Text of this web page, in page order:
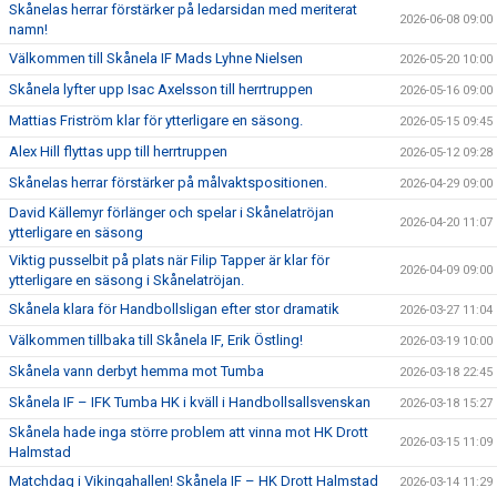
Skånelas herrar förstärker på ledarsidan med meriterat
namn!
2026-06-08 09:00
Välkommen till Skånela IF Mads Lyhne Nielsen 2026-05-20 10:00
Skånela lyfter upp Isac Axelsson till herrtruppen 2026-05-16 09:00
Mattias Friström klar för ytterligare en säsong. 2026-05-15 09:45
Alex Hill flyttas upp till herrtruppen 2026-05-12 09:28
Skånelas herrar förstärker på målvaktspositionen. 2026-04-29 09:00
David Källemyr förlänger och spelar i Skånelatröjan
ytterligare en säsong
2026-04-20 11:07
Viktig pusselbit på plats när Filip Tapper är klar för
ytterligare en säsong i Skånelatröjan.
2026-04-09 09:00
Skånela klara för Handbollsligan efter stor dramatik 2026-03-27 11:04
Välkommen tillbaka till Skånela IF, Erik Östling! 2026-03-19 10:00
Skånela vann derbyt hemma mot Tumba 2026-03-18 22:45
Skånela IF – IFK Tumba HK i kväll i Handbollsallsvenskan 2026-03-18 15:27
Skånela hade inga större problem att vinna mot HK Drott
Halmstad
2026-03-15 11:09
Matchdag i Vikingahallen! Skånela IF – HK Drott Halmstad 2026-03-14 11:29